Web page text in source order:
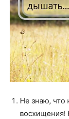
Не знаю, что
восхищения!